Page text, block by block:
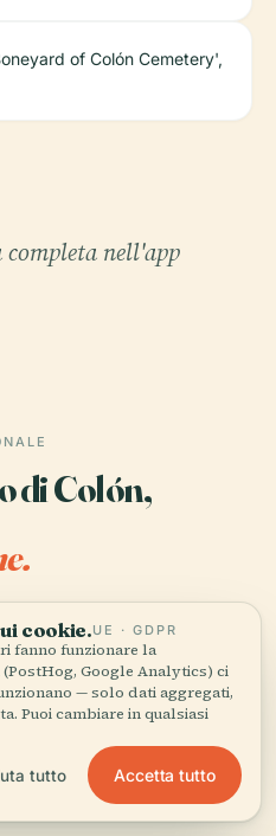
of Colón Cemetery',
nell'app
di Colón,
città in 96 paesi.
locale —
cookie.UE · GDPR
fanno funzionare la
Google Analytics) ci
— solo dati aggregati,
Puoi cambiare in qualsiasi
tutto Accetta tutto